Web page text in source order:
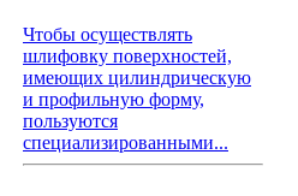
Чтобы осуществлять
шлифовку поверхностей,
имеющих цилиндрическую
и профильную форму,
пользуются
специализированными...